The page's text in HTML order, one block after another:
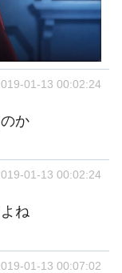
01-13 00:02:24
か
01-13 00:02:24
ね
01-13 00:07:02